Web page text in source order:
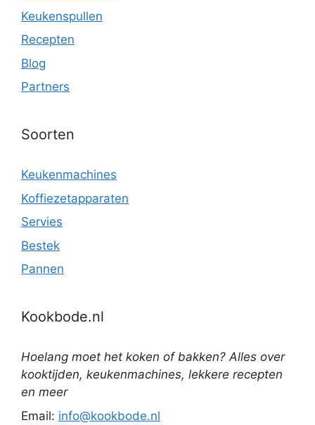
Keukenspullen
Recepten
Blog
Partners
Soorten
Keukenmachines
Koffiezetapparaten
Servies
Bestek
Pannen
Kookbode.nl
Hoelang moet het koken of bakken? Alles over
kooktijden, keukenmachines, lekkere recepten
en meer
Email: info@kookbode.nl